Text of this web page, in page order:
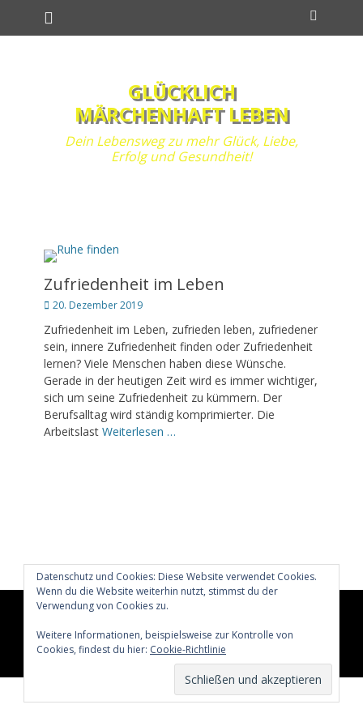
Inhalt
Primäres Menü
GLÜCKLICH
MÄRCHENHAFT LEBEN
Dein Lebensweg zu mehr Glück, Liebe,
Erfolg und Gesundheit!
Zufriedenheit im Leben
Posted
20. Dezember 2019
Zufriedenheit im Leben, zufrieden leben, zufriedener
sein, innere Zufriedenheit finden oder Zufriedenheit
lernen? Viele Menschen haben diese Wünsche.
Gerade in der heutigen Zeit wird es immer wichtiger,
sich um seine Zufriedenheit zu kümmern. Der
Berufsalltag wird ständig komprimierter. Die
Arbeitslast Weiterlesen …
Datenschutz und Cookies: Diese Website verwendet Cookies.
Wenn du die Website weiterhin nutzt, stimmst du der
Verwendung von Cookies zu.
Weitere Informationen, beispielsweise zur Kontrolle von
Cookies, findest du hier: Cookie-Richtlinie
Reserved.
Catch Adaptive vonCatch Themes